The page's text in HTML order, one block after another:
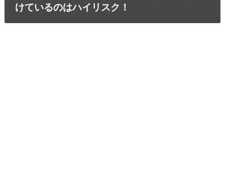
けているのはハイリスク！